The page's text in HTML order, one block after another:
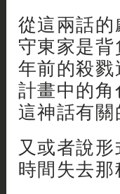
從這兩話
守東家是
年前的殺
計畫中的
這神話有關
又或者說
時間失去